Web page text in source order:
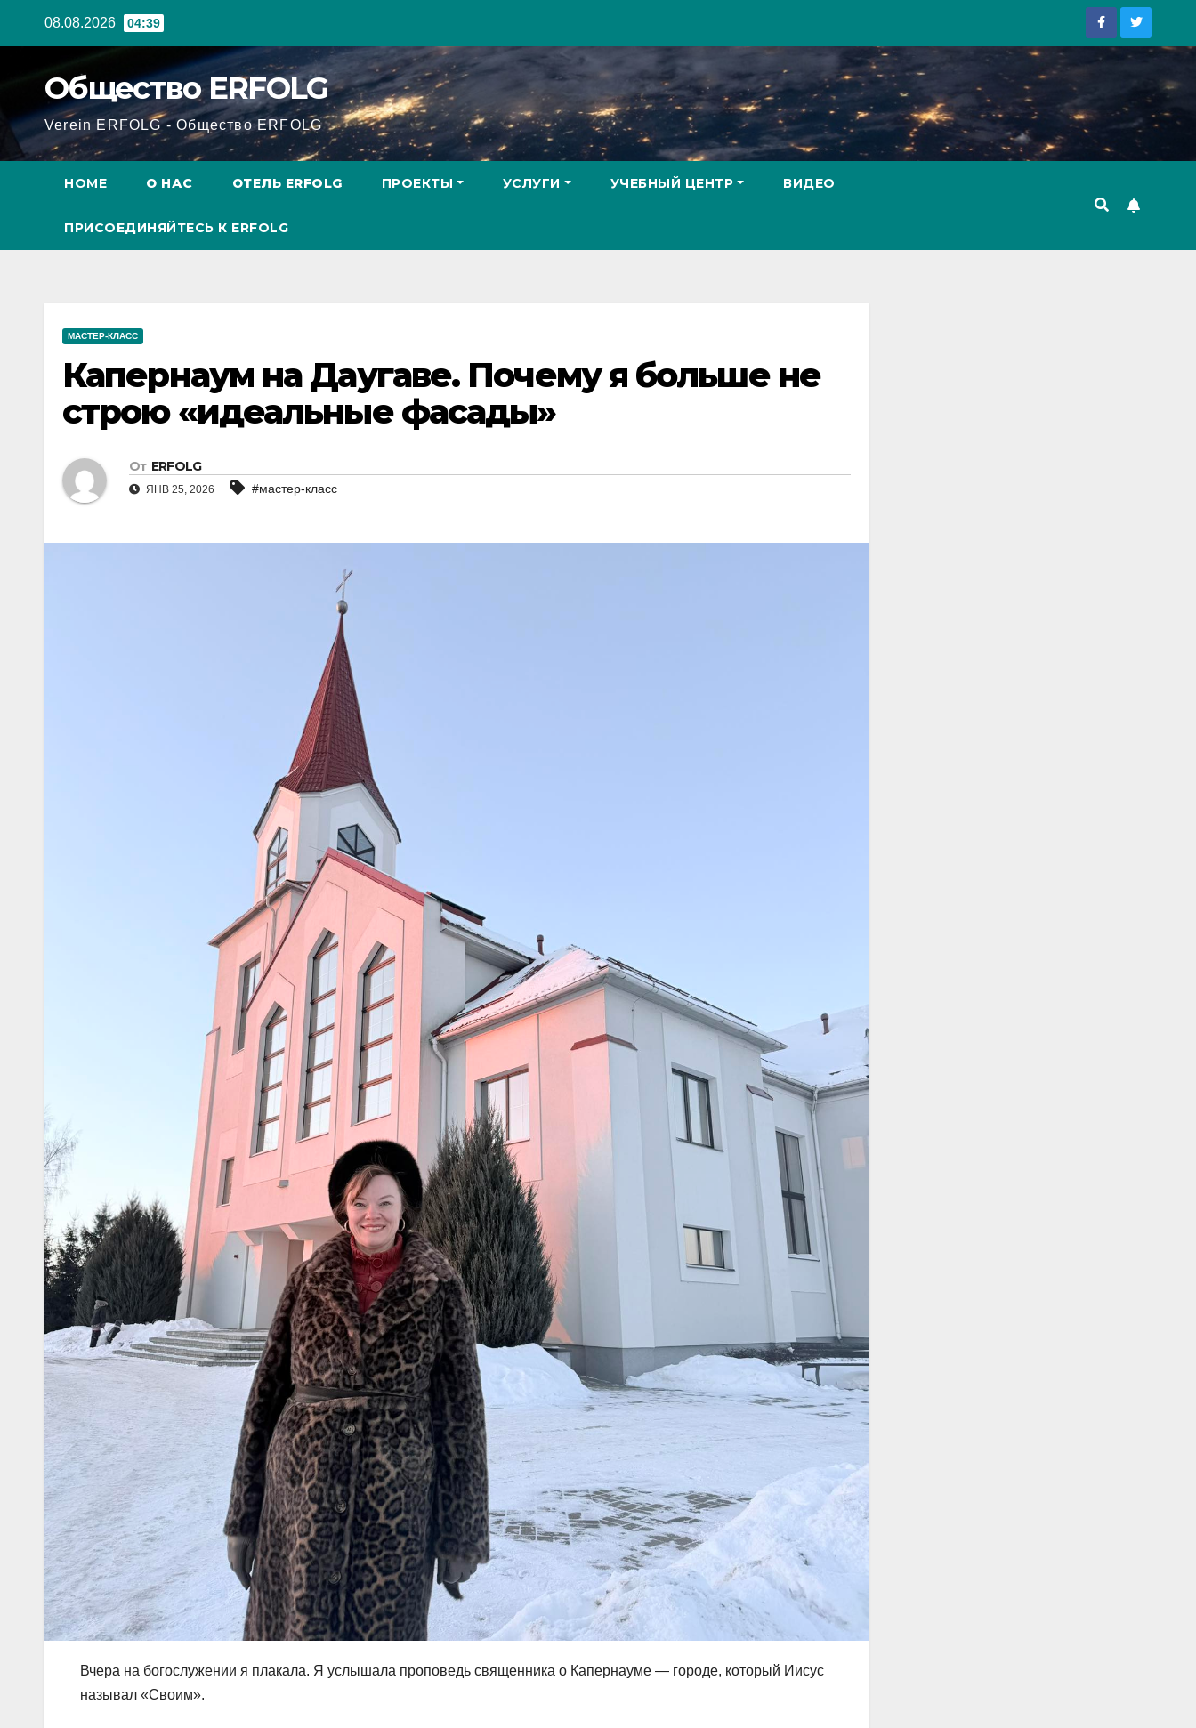
08.08.2026 04:39
Общество ERFOLG
Verein ERFOLG - Общество ERFOLG
HOME О НАС ОТЕЛЬ ERFOLG ПРОЕКТЫ УСЛУГИ УЧЕБНЫЙ ЦЕНТР ВИДЕО
ПРИСОЕДИНЯЙТЕСЬ К ERFOLG
МАСТЕР-КЛАСС
Капернаум на Даугаве. Почему я больше не
строю «идеальные фасады»
От ERFOLG
ЯНВ 25, 2026 #мастер-класс
Вчера на богослужении я плакала. Я услышала проповедь священника о Капернауме — городе, который Иисус
называл «Своим».